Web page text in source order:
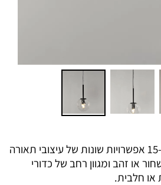
סדרת OPAL מורכבת מ-15 אפשרויות שונות של עיצובי תאורה
או זהב ומגוון רחב של כדורי
או חלבית.